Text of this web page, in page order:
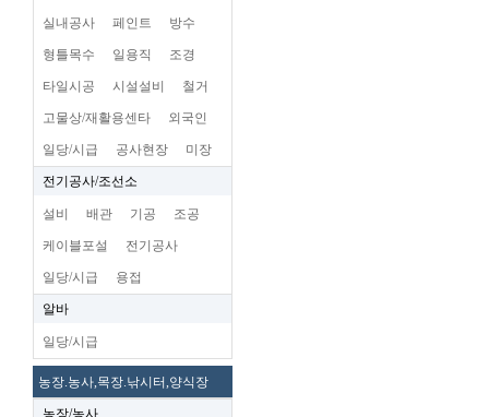
실내공사 페인트 방수
형틀목수 일용직 조경
타일시공 시설설비 철거
고물상/재활용센타 외국인
일당/시급 공사현장 미장
전기공사/조선소
설비 배관 기공 조공
케이블포설 전기공사
일당/시급 용접
알바
일당/시급
농장.농사,목장.낚시터,양식장
농장/농사